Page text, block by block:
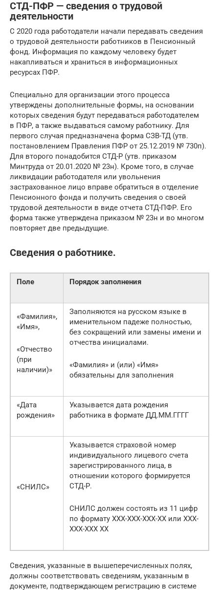
СТД-ПФР — сведения о трудовой
деятельности
С 2020 года работодатели начали передавать сведения
о трудовой деятельности работников в Пенсионный
фонд. Информация по каждому человеку будет
накапливаться и храниться в информационных
ресурсах ПФР.
Специально для организации этого процесса
утверждены дополнительные формы, на основании
которых сведения будут передаваться работодателем
в ПФР, а также выдаваться самому работнику. Для
первого случая предназначена форма СЗВ-ТД (утв.
постановлением Правления ПФР от 25.12.2019 № 730п).
Для второго понадобится СТД-Р (утв. приказом
Минтруда от 20.01.2020 № 23н). Кроме того, в случае
ликвидации работодателя или увольнения
застрахованное лицо вправе обратиться в отделение
Пенсионного фонда и получить сведения о своей
трудовой деятельности в виде отчета СТД-ПФР. Его
форма также утверждена приказом № 23н и во многом
повторяет две предыдущие.
Сведения о работнике.
Поле Порядок заполнения
«Фамилия»,
«Имя»,
«Отчество
(при
наличии)»
Заполняются на русском языке в
именительном падеже полностью,
без сокращений или замены имени и
отчества инициалами.
«Фамилия» и (или) «Имя»
обязательны для заполнения
«Дата
рождения»
Указывается дата рождения
работника в формате ДД.ММ.ГГГГ
«СНИЛС»
Указывается страховой номер
индивидуального лицевого счета
зарегистрированного лица, в
отношении которого формируется
СТД-Р.
СНИЛС должен состоять из 11 цифр
по формату XXX-XXX-XXX-XX или XXX-
XXX-XXX XX
Сведения, указанные в вышеперечисленных полях,
должны соответствовать сведениям, указанным в
документе, подтверждающем регистрацию в системе